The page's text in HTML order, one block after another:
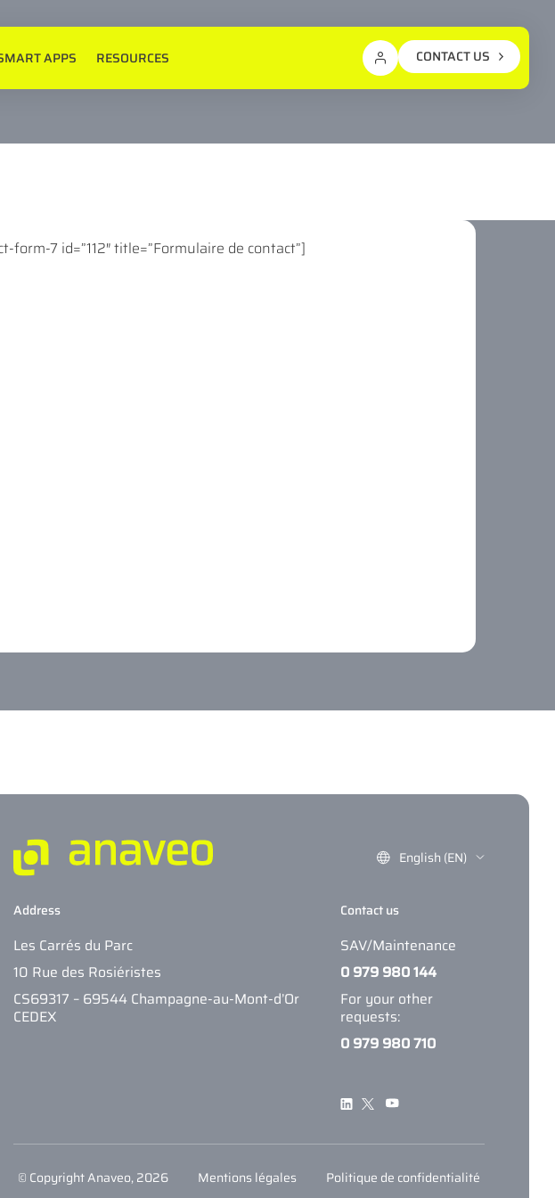
APPS RESOURCES CONTACT US
form-7 id=”112″ title=”Formulaire de contact”]
English (EN)
Address
Les Carrés du Parc
10 Rue des Rosiéristes
CS69317 – 69544 Champagne-au-Mont-d’Or
CEDEX
Contact us
SAV/Maintenance
0 979 980 144
For your other
requests:
0 979 980 710
© Copyright Anaveo, 2026 Mentions légales Politique de confidentialité